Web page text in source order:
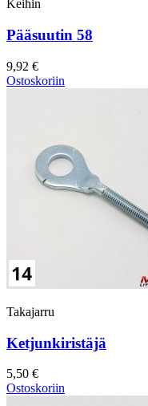
Keihin
Pääsuutin 58
9,92 €
Ostoskoriin
Takajarru
Ketjunkiristäjä
5,50 €
Ostoskoriin